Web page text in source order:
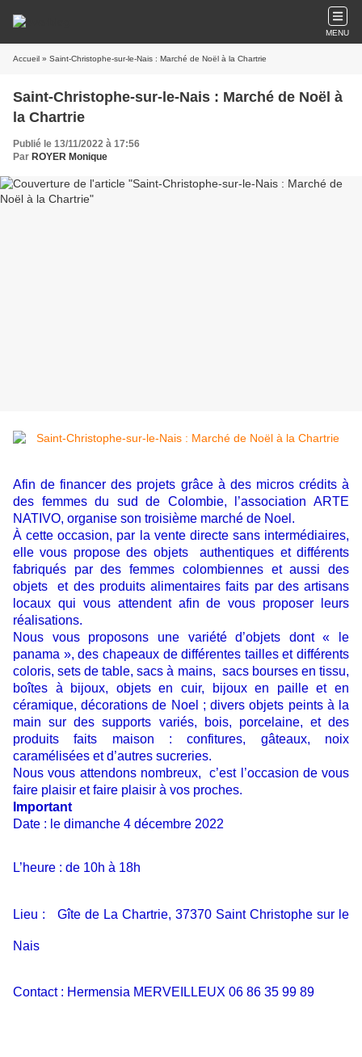
MENU
Accueil » Saint-Christophe-sur-le-Nais : Marché de Noël à la Chartrie
Saint-Christophe-sur-le-Nais : Marché de Noël à
la Chartrie
Publié le 13/11/2022 à 17:56
Par ROYER Monique
Afin de financer des projets grâce à des micros crédits à
des femmes du sud de Colombie, l’association ARTE
NATIVO, organise son troisième marché de Noel.
À cette occasion, par la vente directe sans intermédiaires,
elle vous propose des objets authentiques et différents
fabriqués par des femmes colombiennes et aussi des
objets et des produits alimentaires faits par des artisans
locaux qui vous attendent afin de vous proposer leurs
réalisations.
Nous vous proposons une variété d’objets dont « le
panama », des chapeaux de différentes tailles et différents
coloris, sets de table, sacs à mains, sacs bourses en tissu,
boîtes à bijoux, objets en cuir, bijoux en paille et en
céramique, décorations de Noel ; divers objets peints à la
main sur des supports variés, bois, porcelaine, et des
produits faits maison : confitures, gâteaux, noix
caramélisées et d’autres sucreries.
Nous vous attendons nombreux, c’est l’occasion de vous
faire plaisir et faire plaisir à vos proches.
Important
Date : le dimanche 4 décembre 2022
L’heure : de 10h à 18h
Lieu : Gîte de La Chartrie, 37370 Saint Christophe sur le
Nais
Contact : Hermensia MERVEILLEUX 06 86 35 99 89